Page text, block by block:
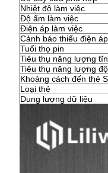
Nhiệt độ làm việc
Độ ẩm làm việc
Điện áp làm việc
Cảnh báo thiếu điện áp
Tuổi thọ pin
Tiêu thụ năng lượng
Tiêu thụ năng lượng
Khoảng cách đến thẻ
Loại thẻ
Dung lượng dữ liệu